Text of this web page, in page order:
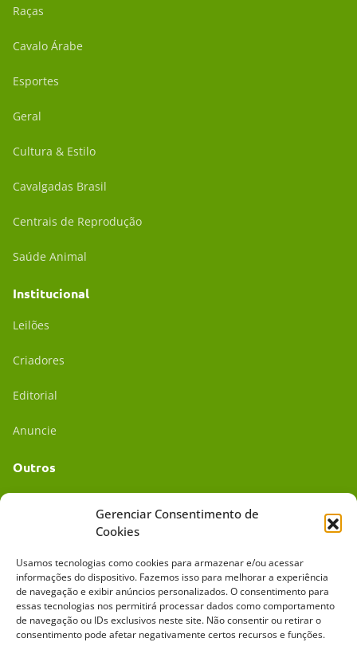
Gerenciar Consentimento de
Cookies
Usamos tecnologias como cookies para armazenar e/ou acessar
informações do dispositivo. Fazemos isso para melhorar a experiência
de navegação e exibir anúncios personalizados. O consentimento para
essas tecnologias nos permitirá processar dados como comportamento
de navegação ou IDs exclusivos neste site. Não consentir ou retirar o
consentimento pode afetar negativamente certos recursos e funções.
Raças
Cavalo Árabe
Esportes
Geral
Cultura & Estilo
Cavalgadas Brasil
Centrais de Reprodução
Saúde Animal
Institucional
Leilões
Criadores
Editorial
Anuncie
Outros
Mídia Kit